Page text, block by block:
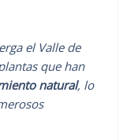
el Valle de
que han
natural, lo